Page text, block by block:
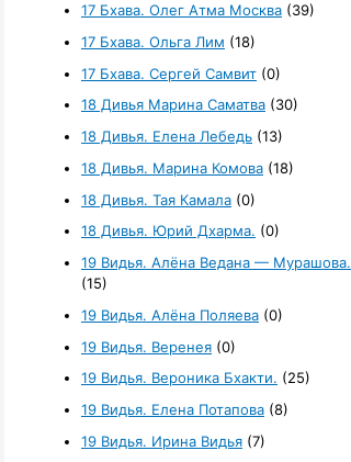
17 Бхава. Олег Атма Москва (39)
17 Бхава. Ольга Лим (18)
17 Бхава. Сергей Самвит (0)
18 Дивья Марина Саматва (30)
18 Дивья. Елена Лебедь (13)
18 Дивья. Марина Комова (18)
18 Дивья. Тая Камала (0)
18 Дивья. Юрий Дхарма. (0)
19 Видья. Алёна Ведана — Мурашова.
(15)
19 Видья. Алёна Поляева (0)
19 Видья. Веренея (0)
19 Видья. Вероника Бхакти. (25)
19 Видья. Елена Потапова (8)
19 Видья. Ирина Видья (7)